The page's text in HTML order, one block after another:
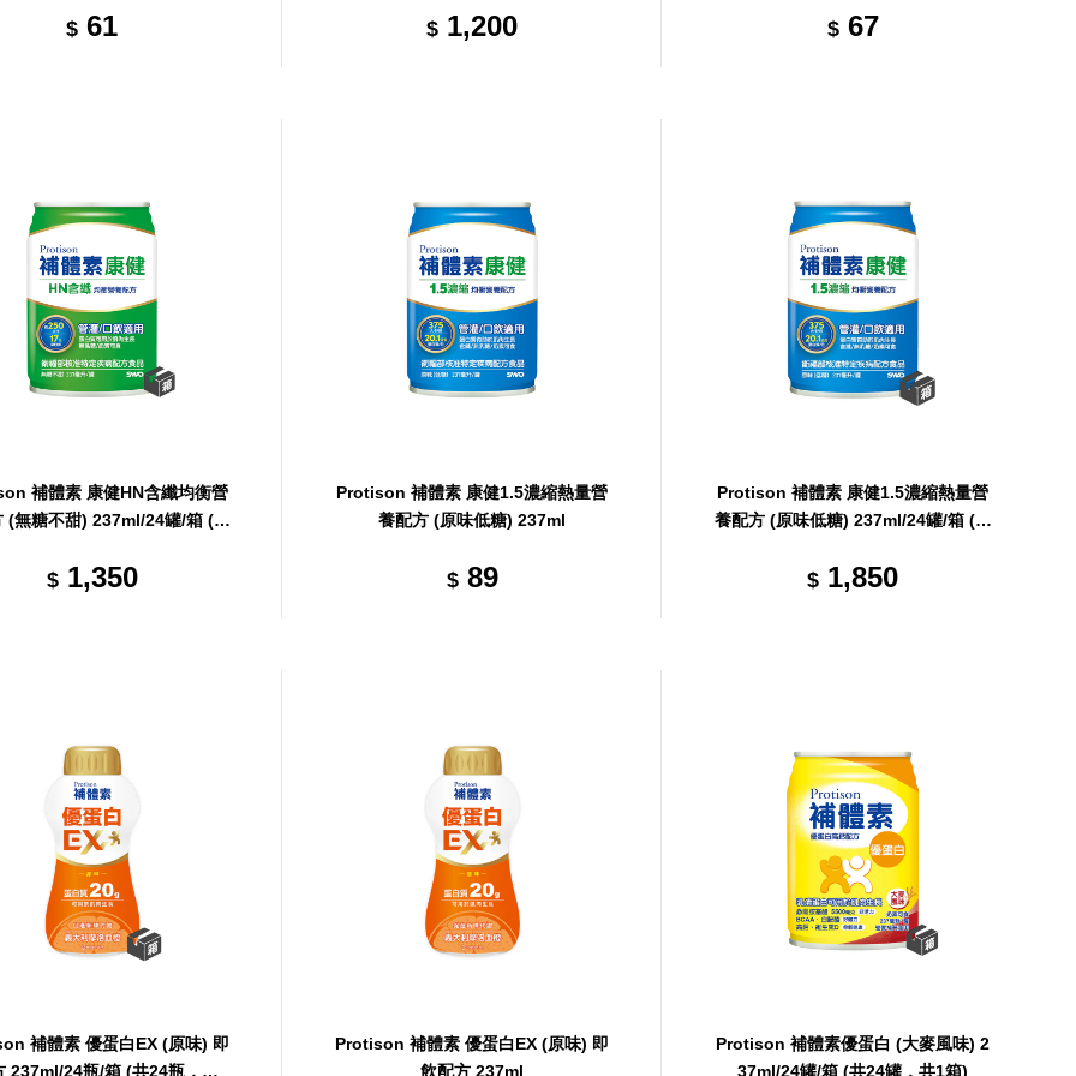
$ 61 $ 1,200 $67
補體素 康健HN含纖均衡營
(無糖不甜) 237ml/24罐/箱 (共
$1,350
Protison 補體素 康健1.5濃縮熱量營
養配方 (原味低糖) 237ml
$89
Protison 補體素 康健1.5濃縮熱量營
養配方 (原味低糖) 237ml/24罐/箱 (共
$ 1,850
補體素 優蛋白EX (原味) 即
237ml/24瓶/箱 (共24瓶，共1
Protison 補體素 優蛋白EX (原味) 即
飲配方 237ml
Protison 補體素優蛋白 (大麥風味) 2
37ml/24罐/箱 (共24罐，共1箱)